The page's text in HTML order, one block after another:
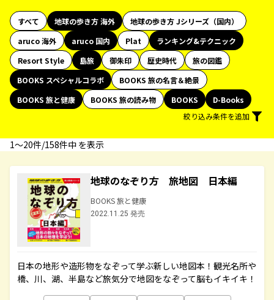
すべて 地球の歩き方 海外
地球の歩き方 Jシリーズ（国内）
aruco 海外
aruco 国内 Plat
ランキング&テクニック
Resort Style
島旅 御朱印 歴史時代
旅の図鑑
BOOKS スペシャルコラボ
BOOKS 旅の名言＆絶景
BOOKS 旅と健康
BOOKS 旅の読み物 BOOKS
D-Books
絞り込み条件を追加
1〜20件/158件中 を表示
地球のなぞり方 旅地図 日本編
BOOKS 旅と健康
2022.11.25 発売
日本の地形や造形物をなぞって学ぶ新しい地図本！観光名所や
橋、川、湖、半島など旅気分で地図をなぞって脳もイキイキ！